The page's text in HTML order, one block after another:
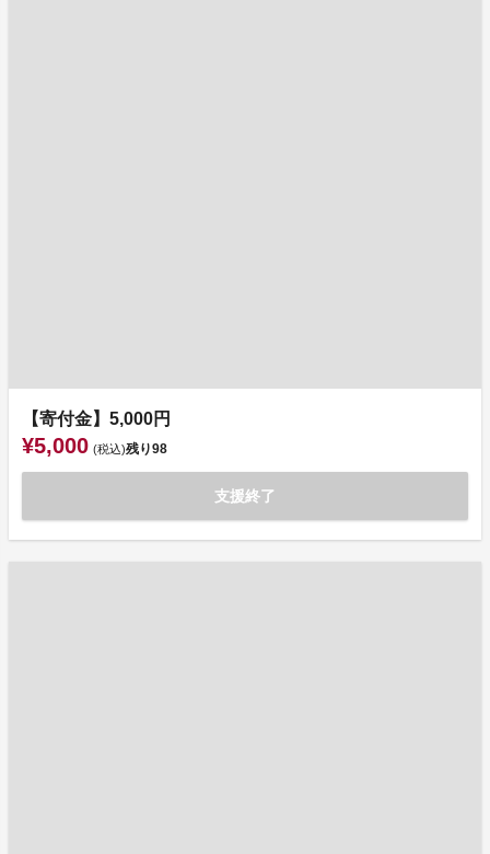
【寄付金】5,000円
¥5,000 (税込)残り98
支援終了